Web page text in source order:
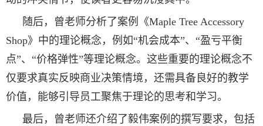
随后，曾老师分析了案例《Maple Tree Accessory
Shop》 中的理论概念， 例如“机会成本”、“盈亏平衡
点”、“价格弹性”等理论概念。这些重要的理论概念不
仅要求真实反映商业决策情境，还需具备良好的教学
价值，能够引导员工聚焦于理论的思考和学习。
最后，曾老师还介绍了毅伟案例的撰写要求，包括